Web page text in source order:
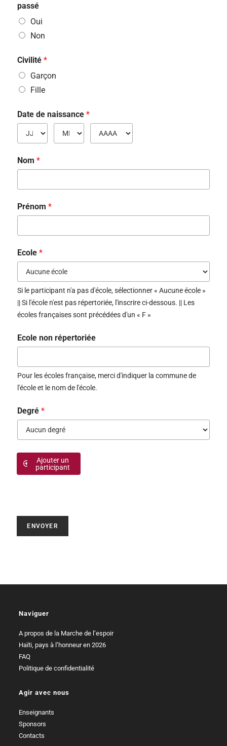
passé
Oui
Non
Civilité*
Garçon
Fille
Date de naissance*
Nom*
Prénom*
Ecole*
Si le participant n'a pas d'école, sélectionner « Aucune école »
|| Si l'école n'est pas répertoriée, l'inscrire ci-dessous. || Les
écoles françaises sont précédées d'un « F »
Ecole non répertoriée
Pour les écoles française, merci d'indiquer la commune de
l'école et le nom de l'école.
Degré*
Ajouter un
participant
ENVOYER
Naviguer
A propos de la Marche de l’espoir
Haïti, pays à l’honneur en 2026
FAQ
Politique de confidentialité
Agir avec nous
Enseignants
Sponsors
Contacts